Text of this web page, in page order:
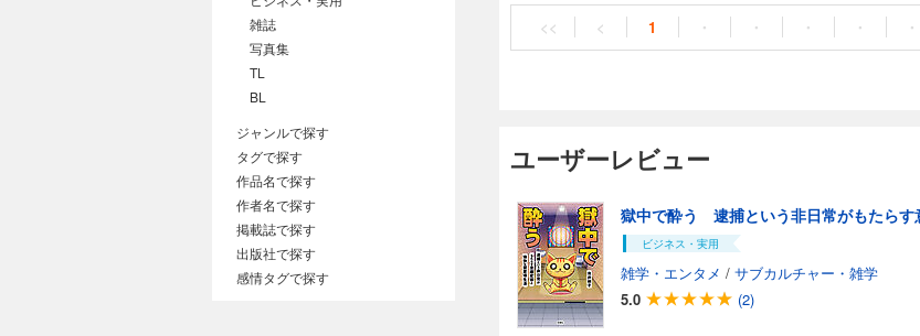
<< < 1 ・ ・ ・ ・ ・
ユーザーレビュー
獄中で酔う 逮捕という非日常がもたらす
ビジネス・実用
雑学・エンタメ / サブカルチャー・雑学
5.0
(2)
雑誌
写真集
TL
BL
ジャンルで探す
タグで探す
作品名で探す
作者名で探す
掲載誌で探す
出版社で探す
感情タグで探す